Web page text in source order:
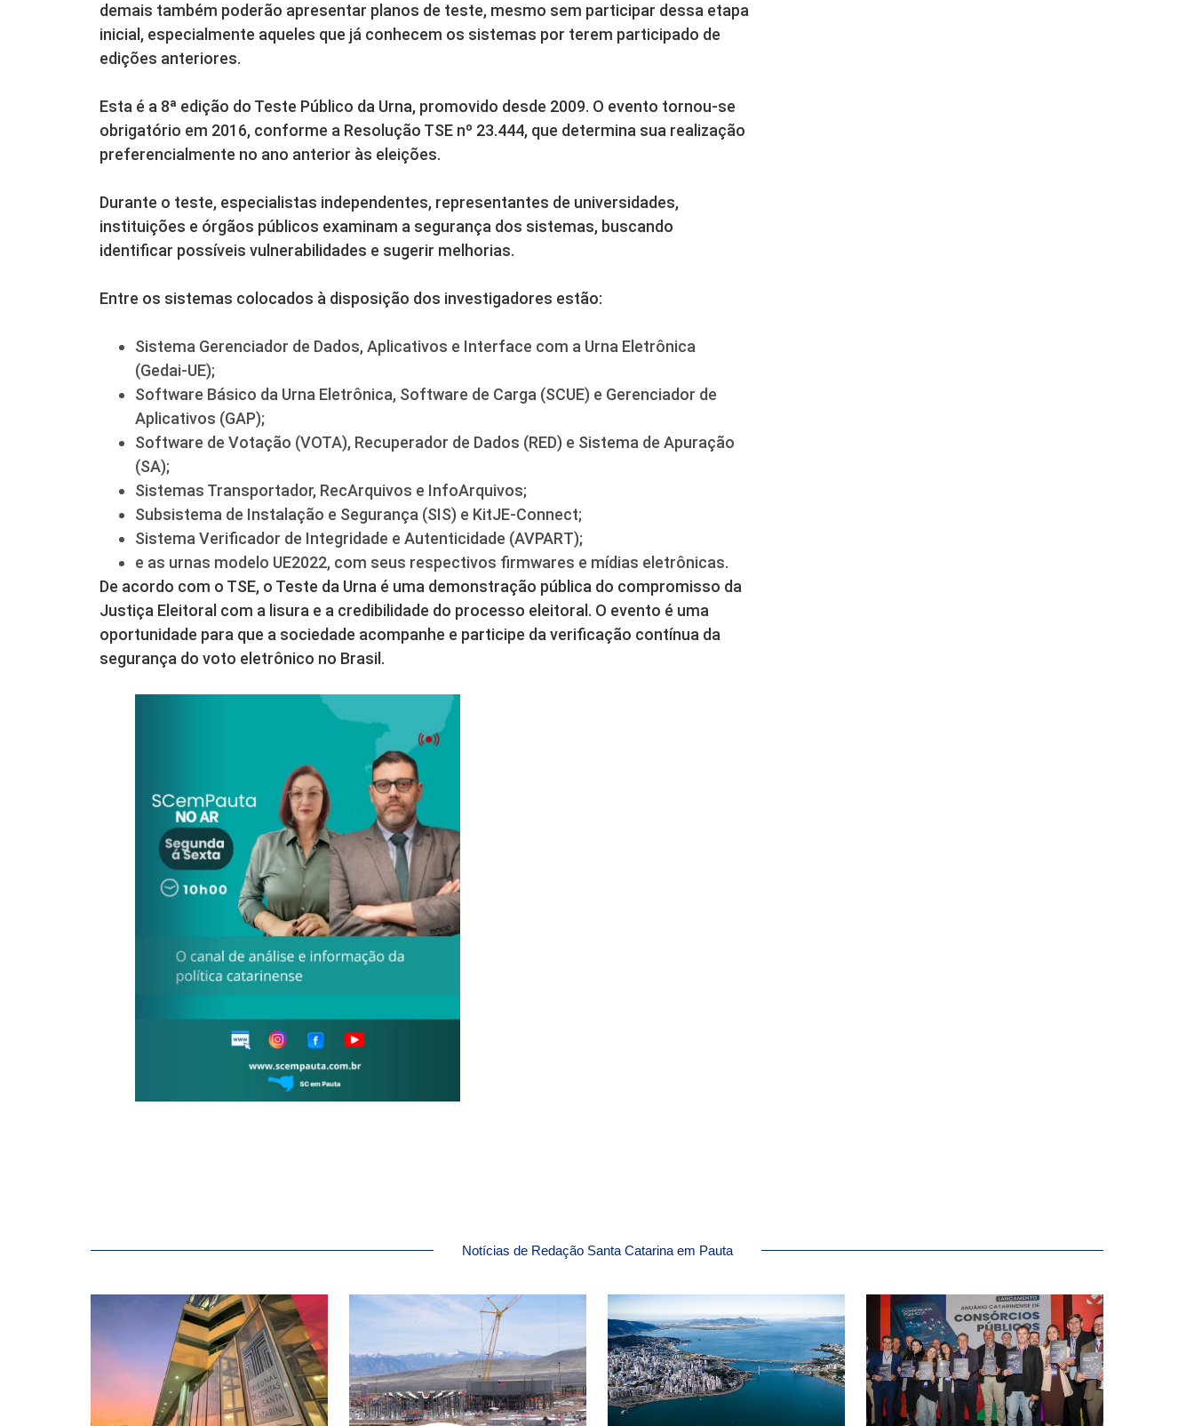
demais também poderão apresentar planos de teste, mesmo sem participar dessa etapa
inicial, especialmente aqueles que já conhecem os sistemas por terem participado de
edições anteriores.
Esta é a 8ª edição do Teste Público da Urna, promovido desde 2009. O evento tornou-se
obrigatório em 2016, conforme a Resolução TSE nº 23.444, que determina sua realização
preferencialmente no ano anterior às eleições.
Durante o teste, especialistas independentes, representantes de universidades,
instituições e órgãos públicos examinam a segurança dos sistemas, buscando
identificar possíveis vulnerabilidades e sugerir melhorias.
Entre os sistemas colocados à disposição dos investigadores estão:
Sistema Gerenciador de Dados, Aplicativos e Interface com a Urna Eletrônica
(Gedai-UE);
Software Básico da Urna Eletrônica, Software de Carga (SCUE) e Gerenciador de
Aplicativos (GAP);
Software de Votação (VOTA), Recuperador de Dados (RED) e Sistema de Apuração
(SA);
Sistemas Transportador, RecArquivos e InfoArquivos;
Subsistema de Instalação e Segurança (SIS) e KitJE-Connect;
Sistema Verificador de Integridade e Autenticidade (AVPART);
e as urnas modelo UE2022, com seus respectivos firmwares e mídias eletrônicas.
De acordo com o TSE, o Teste da Urna é uma demonstração pública do compromisso da
Justiça Eleitoral com a lisura e a credibilidade do processo eleitoral. O evento é uma
oportunidade para que a sociedade acompanhe e participe da verificação contínua da
segurança do voto eletrônico no Brasil.
Notícias de Redação Santa Catarina em Pauta